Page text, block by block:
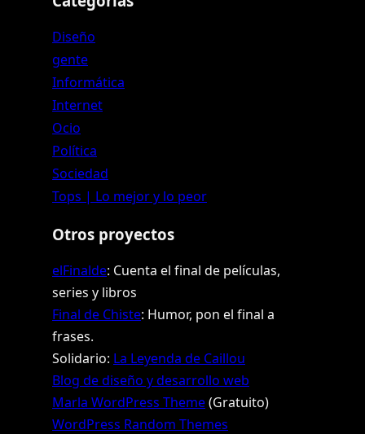
Diseño
gente
Informática
Internet
Ocio
Política
Sociedad
Tops | Lo mejor y lo peor
Otros proyectos
elFinalde: Cuenta el final de películas,
series y libros
Final de Chiste: Humor, pon el final a
frases.
Solidario: La Leyenda de Caillou
Blog de diseño y desarrollo web
Marla WordPress Theme(Gratuito)
WordPress Random Themes